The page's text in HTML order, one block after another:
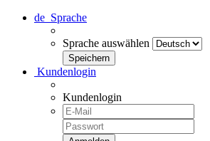
de Sprache
Sprache auswählen
Kundenlogin
Kundenlogin